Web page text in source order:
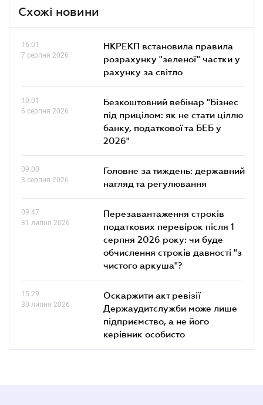
Схожі новини
16.01
7 серпня 2026
НКРЕКП встановила правила
розрахунку "зеленої" частки у
рахунку за світло
10.01
6 серпня 2026
Безкоштовний вебінар "Бізнес
під прицілом: як не стати ціллю
банку, податкової та БЕБ у
2026"
09.00
3 серпня 2026
Головне за тиждень: державний
нагляд та регулювання
09.47
31 липня 2026
Перезавантаження строків
податкових перевірок після 1
серпня 2026 року: чи буде
обчислення строків давності "з
чистого аркуша"?
15.29
30 липня 2026
Оскаржити акт ревізії
Держаудитслужби може лише
підприємство, а не його
керівник особисто